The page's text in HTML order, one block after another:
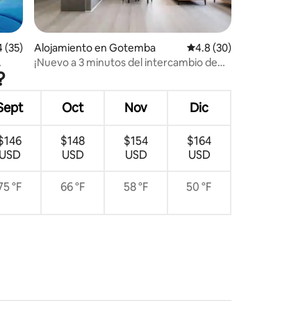
promedio: 4.94 de 5, 35 reseñas
(35)
Alojamiento en Gotemba Calificación
4.8 (30)
¡Nuevo a 3 minutos del intercambio de
monte Fuji
Oct Nov Dic
USD
$148
USD
$154
USD
$164
USD
°F 66 °F 58 °F 50 °F